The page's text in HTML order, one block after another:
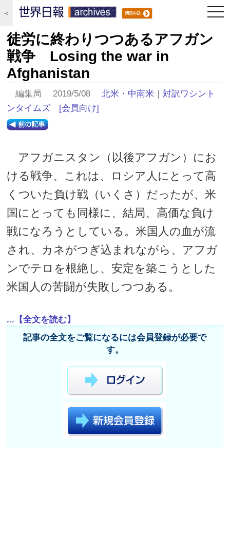
＜
徒労に終わりつつあるアフガン
戦争 Losing the war in
Afghanistan
編集局 2019/5/08北米・中南米 ｜対訳ワシント
ンタイムズ
[会員向け]
アフガニスタン（以後アフガン）にお
ける戦争、これは、ロシア人にとって高
くついた負け戦（いくさ）だったが、米
国にとっても同様に、結局、高価な負け
戦になろうとしている。米国人の血が流
され、カネがつぎ込まれながら、アフガ
ンでテロを根絶し、安定を築こうとした
米国人の苦闘が失敗しつつある。
...【全文を読む】
記事の全文をご覧になるには会員登録が必要で
す。